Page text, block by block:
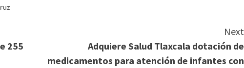
255
Next
Adquiere Salud Tlaxcala dotación de
medicamentos para atención de infantes con